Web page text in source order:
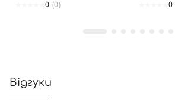
0 (0)
0
Відгуки